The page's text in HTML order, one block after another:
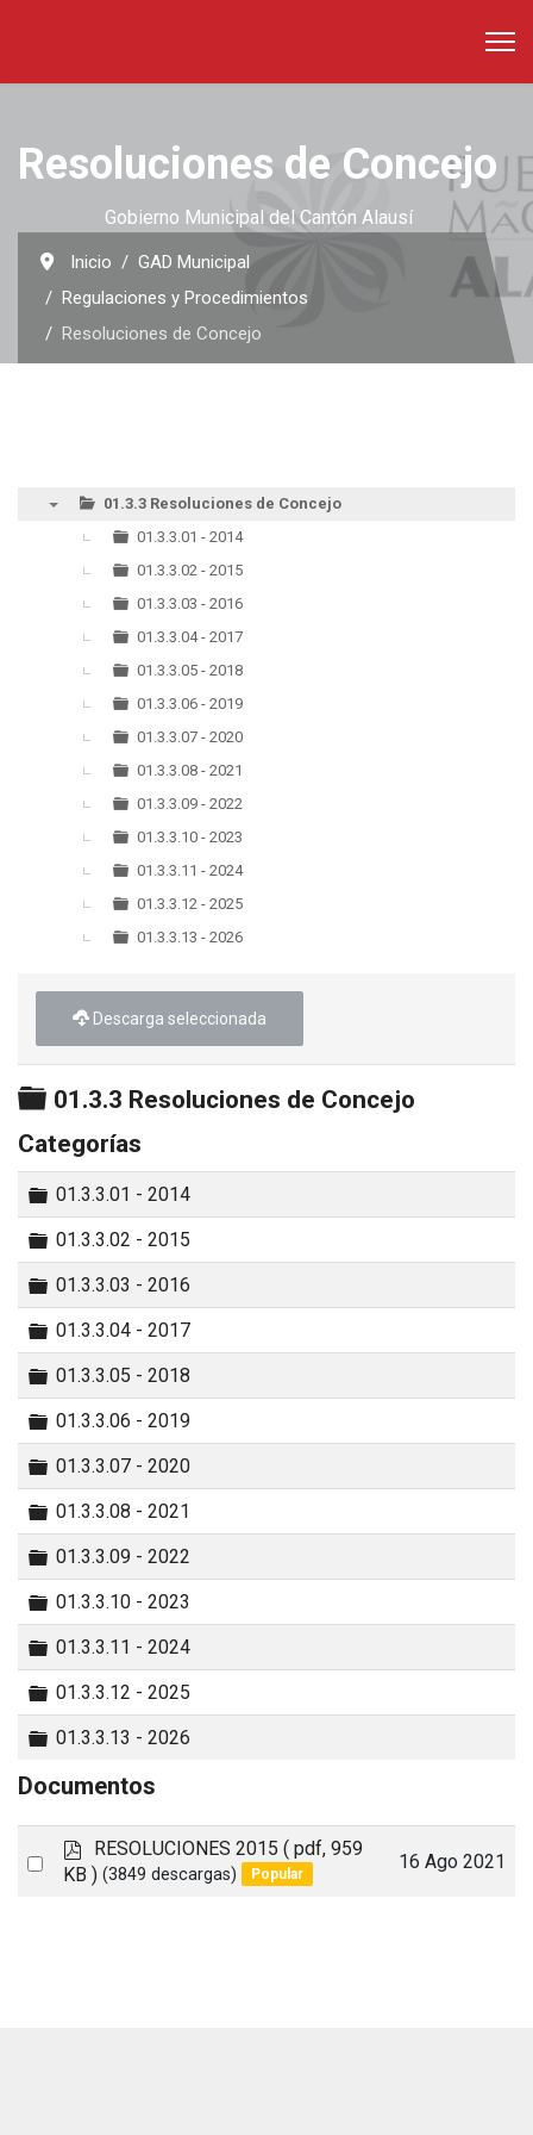
Resoluciones de Concejo
Gobierno Municipal del Cantón Alausí
Inicio
GAD Municipal
Regulaciones y Procedimientos
Resoluciones de Concejo
01.3.3 Resoluciones de Concejo
01.3.3.01 - 2014
01.3.3.02 - 2015
01.3.3.03 - 2016
01.3.3.04 - 2017
01.3.3.05 - 2018
01.3.3.06 - 2019
01.3.3.07 - 2020
01.3.3.08 - 2021
01.3.3.09 - 2022
01.3.3.10 - 2023
01.3.3.11 - 2024
01.3.3.12 - 2025
01.3.3.13 - 2026
Descarga seleccionada
Carpeta
01.3.3 Resoluciones de Concejo
Categorías
Carpeta
01.3.3.01 - 2014
Carpeta
01.3.3.02 - 2015
Carpeta
01.3.3.03 - 2016
Carpeta
01.3.3.04 - 2017
Carpeta
01.3.3.05 - 2018
Carpeta
01.3.3.06 - 2019
Carpeta
01.3.3.07 - 2020
Carpeta
01.3.3.08 - 2021
Carpeta
01.3.3.09 - 2022
Carpeta
01.3.3.10 - 2023
Carpeta
01.3.3.11 - 2024
Carpeta
01.3.3.12 - 2025
Carpeta
01.3.3.13 - 2026
Documentos
Select
p
d
f
RESOLUCIONES 2015 ( pdf, 959
KB ) (3849 descargas) Popular
16 Ago 2021